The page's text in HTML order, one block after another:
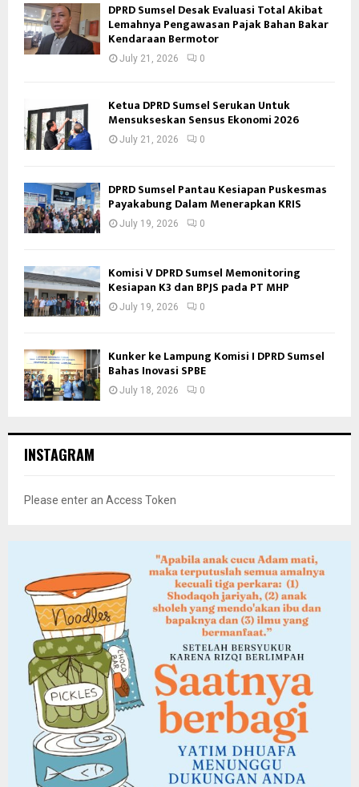
DPRD Sumsel Desak Evaluasi Total Akibat
Lemahnya Pengawasan Pajak Bahan Bakar
Kendaraan Bermotor
July 21, 2026 0
Ketua DPRD Sumsel Serukan Untuk
Mensukseskan Sensus Ekonomi 2026
July 21, 2026 0
DPRD Sumsel Pantau Kesiapan Puskesmas
Payakabung Dalam Menerapkan KRIS
July 19, 2026 0
Komisi V DPRD Sumsel Memonitoring
Kesiapan K3 dan BPJS pada PT MHP
July 19, 2026 0
Kunker ke Lampung Komisi I DPRD Sumsel
Bahas Inovasi SPBE
July 18, 2026 0
INSTAGRAM
Please enter an Access Token